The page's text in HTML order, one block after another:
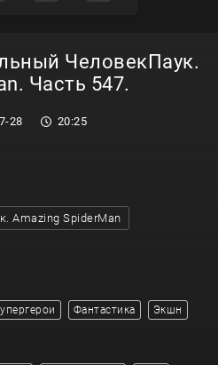
ЧеловекПаук.
Часть 547.
28 20:25
Amazing SpiderMan
Фантастика Экшн